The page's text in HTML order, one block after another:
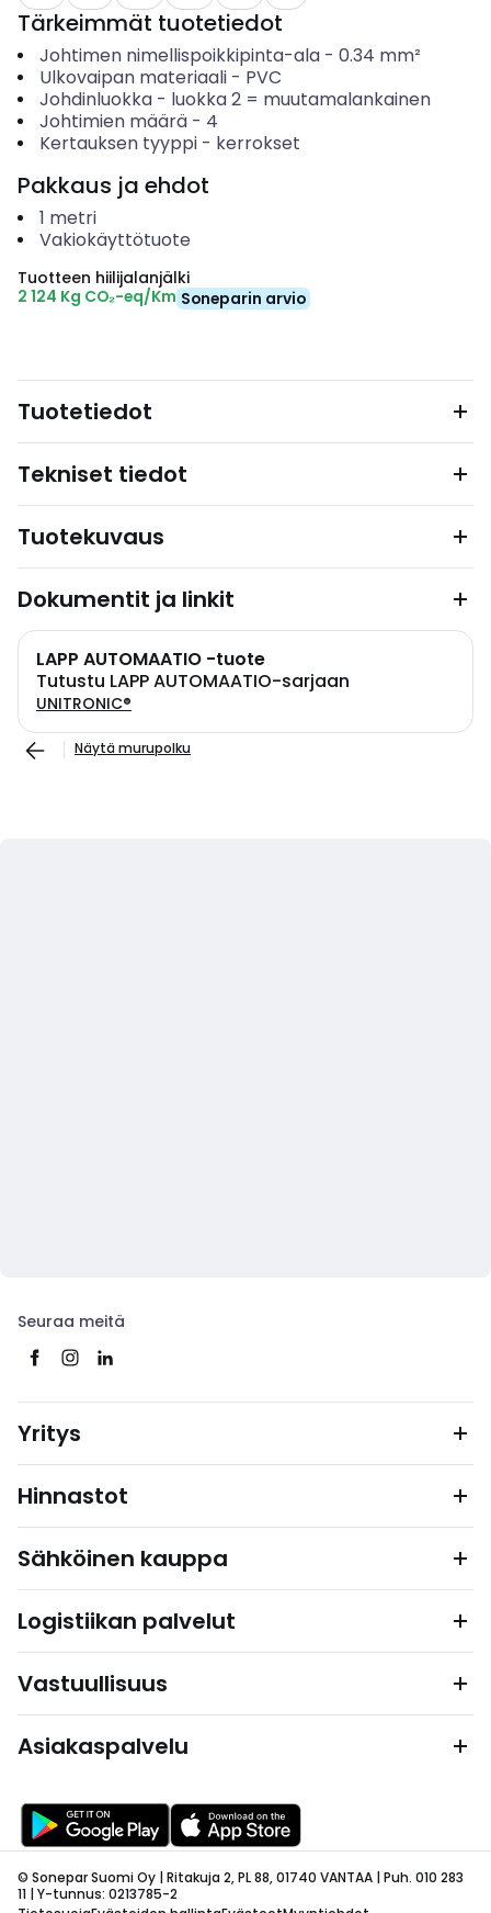
Tärkeimmät tuotetiedot
Johtimen nimellispoikkipinta-ala- 0.34 mm²
Ulkovaipan materiaali- PVC
Johdinluokka- luokka 2 = muutamalankainen
Johtimien määrä- 4
Kertauksen tyyppi- kerrokset
Pakkaus ja ehdot
1 metri
Vakiokäyttötuote
Tuotteen hiilijalanjälki
2 124 Kg CO₂-eq/Km Soneparin arvio
Tuotetiedot
Tekniset tiedot
Tuotekuvaus
Dokumentit ja linkit
LAPP AUTOMAATIO -tuote
Tutustu LAPP AUTOMAATIO-sarjaan
UNITRONIC®
Näytä murupolku
Seuraa meitä
Yritys
Hinnastot
Sähköinen kauppa
Logistiikan palvelut
Vastuullisuus
Asiakaspalvelu
© Sonepar Suomi Oy | Ritakuja 2, PL 88, 01740 VANTAA | Puh. 010 283
11 | Y-tunnus: 0213785-2